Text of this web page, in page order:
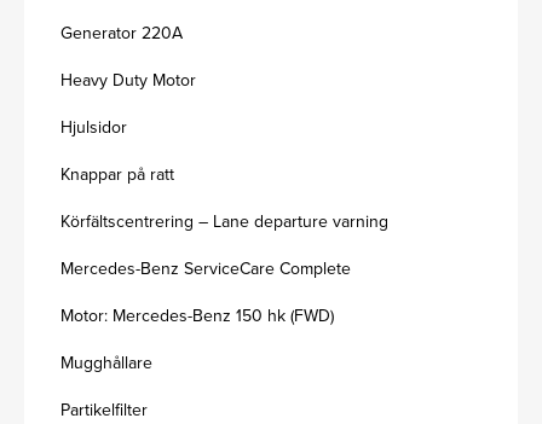
Generator 220A
Heavy Duty Motor
Hjulsidor
Knappar på ratt
Körfältscentrering – Lane departure varning
Mercedes-Benz ServiceCare Complete
Motor: Mercedes-Benz 150 hk (FWD)
Mugghållare
Partikelfilter